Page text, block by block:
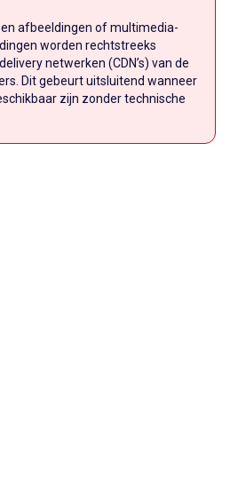
afbeeldingen of multimedia-
worden rechtstreeks
netwerken (CDN’s) van de
Dit gebeurt uitsluitend wanneer
zijn zonder technische